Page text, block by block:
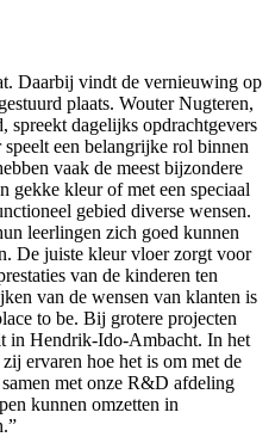
Daarbij vindt de vernieuwing op
plaats. Wouter Nugteren,
spreekt dagelijks opdrachtgevers
een belangrijke rol binnen
vaak de meest bijzondere
gekke kleur of met een speciaal
gebied diverse wensen.
leerlingen zich goed kunnen
De juiste kleur vloer zorgt voor
van de kinderen ten
van de wensen van klanten is
to be. Bij grotere projecten
in Hendrik-Ido-Ambacht. In het
ervaren hoe het is om met de
met onze R&D afdeling
kunnen omzetten in